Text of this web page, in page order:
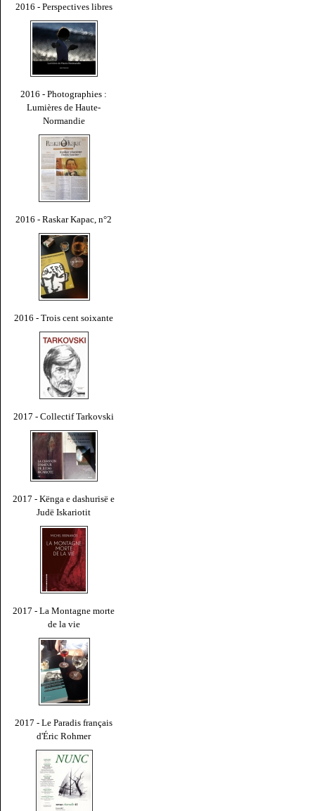
2016 - Perspectives libres
2016 - Photographies :
Lumières de Haute-
Normandie
2016 - Raskar Kapac, n°2
2016 - Trois cent soixante
2017 - Collectif Tarkovski
2017 - Kënga e dashurisë e
Judë Iskariotit
2017 - La Montagne morte
de la vie
2017 - Le Paradis français
d'Éric Rohmer